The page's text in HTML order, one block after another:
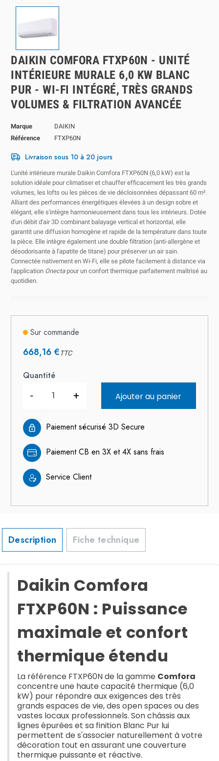
DAIKIN COMFORA FTXP60N - UNITÉ
INTÉRIEURE MURALE 6,0 KW BLANC
PUR - WI-FI INTÉGRÉ, TRÈS GRANDS
VOLUMES & FILTRATION AVANCÉE
Marque
DAIKIN
Référence
FTXP60N
Livraison sous 10 à 20 jours
L'unité intérieure murale Daikin Comfora FTXP60N (6,0 kW) est la
solution idéale pour climatiser et chauffer efficacement les très grands
volumes, les lofts ou les pièces de vie décloisonnées dépassant 60 m².
Alliant des performances énergétiques élevées à un design sobre et
élégant, elle s'intègre harmonieusement dans tous les intérieurs. Dotée
d'un débit d'air 3D combinant balayage vertical et horizontal, elle
garantit une diffusion homogène et rapide de la température dans toute
la pièce. Elle intègre également une double filtration (anti-allergène et
désodorisante à l'apatite de titane) pour préserver un air sain.
Connectée nativement en Wi-Fi, elle se pilote facilement à distance via
l'application Onectapour un confort thermique parfaitement maîtrisé au
quotidien.
Sur commande
668,16 €TTC
Quantité
- + Ajouter au panier
Paiement sécurisé 3D Secure
Paiement CB en 3X et 4X sans frais
Service Client
Description Fiche technique
Daikin Comfora
FTXP60N : Puissance
maximale et confort
thermique étendu
La référence FTXP60N de la gamme Comfora
concentre une haute capacité thermique (6,0
kW) pour répondre aux exigences des très
grands espaces de vie, des open spaces ou des
vastes locaux professionnels. Son châssis aux
lignes épurées et sa finition Blanc Pur lui
permettent de s'associer naturellement à votre
décoration tout en assurant une couverture
thermique puissante et réactive.